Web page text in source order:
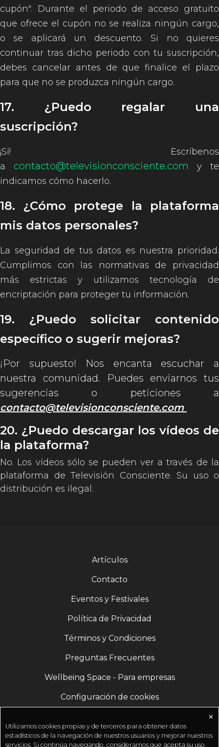
cupón". Durante el periodo de acceso gratuito
que ofrece el cupón no se realiza ningún cargo,
o se aplicará un descuento. Si no quieres
continuar tras dicho periodo con tu suscripción,
debes cancelar antes de que finalice el plazo
para que no se produzca ningún cargo.
17. ¿Puedo regalar una
suscripción?
¡Sí! Escríbenos
a contacto@televisionconsciente.com
y te
indicamos cómo hacerlo.
18. ¿Cómo protege la plataforma
mis datos personales?
La seguridad de tus datos es nuestra prioridad.
Cumplimos con las normativas de privacidad
más estrictas y utilizamos tecnología de
encriptación para proteger tu información.
19. ¿Puedo solicitar contenido
específico o sugerir mejoras?
¡Por supuesto! Nos encanta escuchar a
nuestra comunidad. Puedes enviarnos tus
sugerencias o peticiones a
contacto@televisionconsciente.com
20. ¿Puedo descargar los vídeos de
la plataforma?
No. Los vídeos sólo se pueden ver a través de la
plataforma de Televisión Consciente. Su uso o
distribución es ilegal.
Artículos
Contacto
Eventos y Festivales
Política de Privacidad
Términos y Condiciones
Preguntas Frecuentes
Wellbeing Space - Para empresas
Configuración de cookies
✕
Utilizamos cookies propias y de terceros para obtener datos
estadísticos de la navegación de nuestros usuarios y mejorar nuestros
servicios. Si continúa navegando, consideramos que acepta su uso.